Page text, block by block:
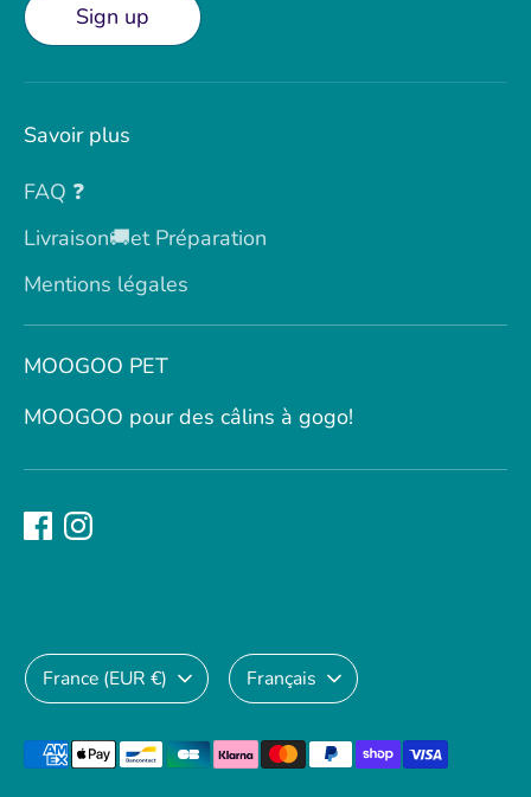
Sign up
Savoir plus
FAQ ❓
Livraison🚚et Préparation
Mentions légales
MOOGOO PET
MOOGOO pour des câlins à gogo!
Devise
France (EUR €) Langue
Français
Méthodes